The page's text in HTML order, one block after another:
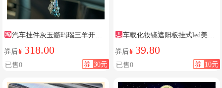
汽车挂件灰玉髓玛瑙三羊开泰
麒麟平安福后视镜吊坠2024新款
券后¥ 318.00
券 30元
已售0
车载化妆镜遮阳板挂式led美颜
灯
券后¥ 39.80
券 10元
已售0